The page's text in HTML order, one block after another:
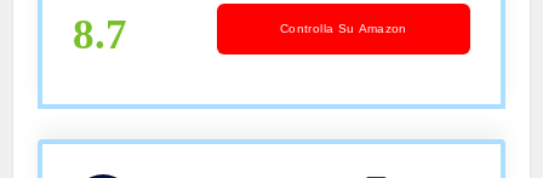
14/Samsung/Huawei/Android
Smartphone
8.7 Controlla Su Amazon